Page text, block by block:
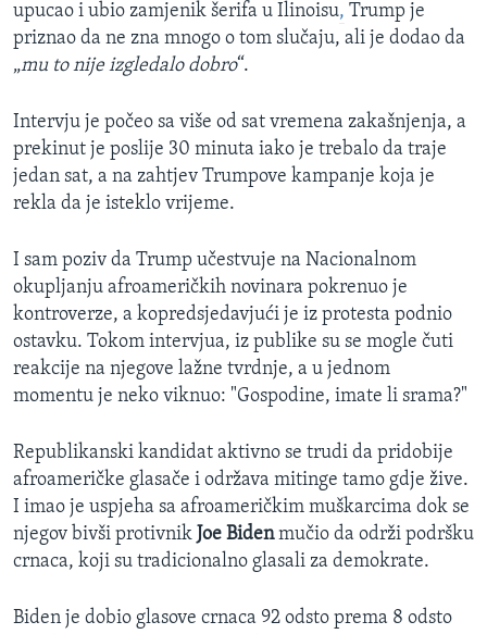
upucao i ubio zamjenik šerifa u Ilinoisu, Trump je
priznao da ne zna mnogo o tom slučaju, ali je dodao da
„mu to nije izgledalo dobro“.
Intervju je počeo sa više od sat vremena zakašnjenja, a
prekinut je poslije 30 minuta iako je trebalo da traje
jedan sat, a na zahtjev Trumpove kampanje koja je
rekla da je isteklo vrijeme.
I sam poziv da Trump učestvuje na Nacionalnom
okupljanju afroameričkih novinara pokrenuo je
kontroverze, a kopredsjedavjući je iz protesta podnio
ostavku. Tokom intervjua, iz publike su se mogle čuti
reakcije na njegove lažne tvrdnje, a u jednom
momentu je neko viknuo: "Gospodine, imate li srama?"
Republikanski kandidat aktivno se trudi da pridobije
afroameričke glasače i održava mitinge tamo gdje žive.
I imao je uspjeha sa afroameričkim muškarcima dok se
njegov bivši protivnik Joe Bidenmučio da održi podršku
crnaca, koji su tradicionalno glasali za demokrate.
Biden je dobio glasove crnaca 92 odsto prema 8 odsto